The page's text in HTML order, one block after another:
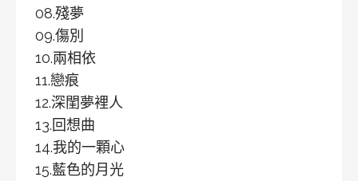
17 溜走了愛情
18 狂歡曲
19 愛的園地
20 寄給心裏人
21 臉兒甜如糖
08.殘夢
09.傷別
10.兩相依
11.戀痕
12.深閨夢裡人
13.回想曲
14.我的一顆心
15.藍色的月光